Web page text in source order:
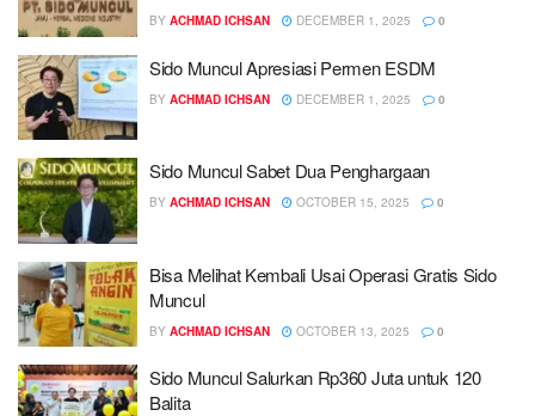
BY ACHMAD ICHSAN DECEMBER 1, 2025 0
Sido Muncul Apresiasi Permen ESDM
BY ACHMAD ICHSAN DECEMBER 1, 2025 0
Sido Muncul Sabet Dua Penghargaan
BY ACHMAD ICHSAN OCTOBER 15, 2025 0
Bisa Melihat Kembali Usai Operasi Gratis Sido
Muncul
BY ACHMAD ICHSAN OCTOBER 13, 2025 0
Sido Muncul Salurkan Rp360 Juta untuk 120
Balita